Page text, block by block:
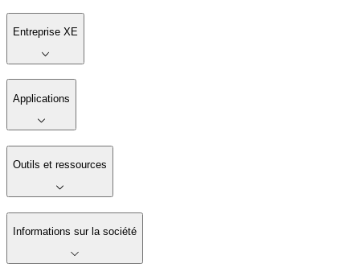
Entreprise XE
Applications
Outils et ressources
Informations sur la société